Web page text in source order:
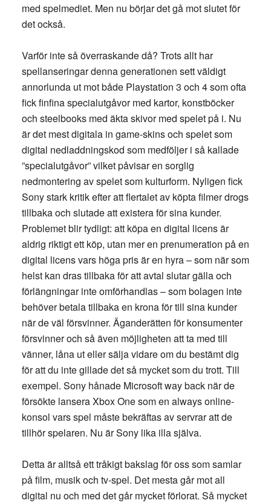
med spelmediet. Men nu börjar det gå mot slutet för
det också.
Varför inte så överraskande då? Trots allt har
spellanseringar denna generationen sett väldigt
annorlunda ut mot både Playstation 3 och 4 som ofta
fick finfina specialutgåvor med kartor, konstböcker
och steelbooks med äkta skivor med spelet på i. Nu
är det mest digitala in game-skins och spelet som
digital nedladdningskod som medföljer i så kallade
”specialutgåvor” vilket påvisar en sorglig
nedmontering av spelet som kulturform. Nyligen fick
Sony stark kritik efter att flertalet av köpta filmer drogs
tillbaka och slutade att existera för sina kunder.
Problemet blir tydligt: att köpa en digital licens är
aldrig riktigt ett köp, utan mer en prenumeration på en
digital licens vars höga pris är en hyra – som när som
helst kan dras tillbaka för att avtal slutar gälla och
förlängningar inte omförhandlas – som bolagen inte
behöver betala tillbaka en krona för till sina kunder
när de väl försvinner. Äganderätten för konsumenter
försvinner och så även möjligheten att ta med till
vänner, låna ut eller sälja vidare om du bestämt dig
för att du inte gillade det så mycket som du trott. Till
exempel. Sony hånade Microsoft way back när de
försökte lansera Xbox One som en always online-
konsol vars spel måste bekräftas av servrar att de
tillhör spelaren. Nu är Sony lika illa själva.
Detta är alltså ett tråkigt bakslag för oss som samlar
på film, musik och tv-spel. Det mesta går mot all
digital nu och med det går mycket förlorat. Så mycket